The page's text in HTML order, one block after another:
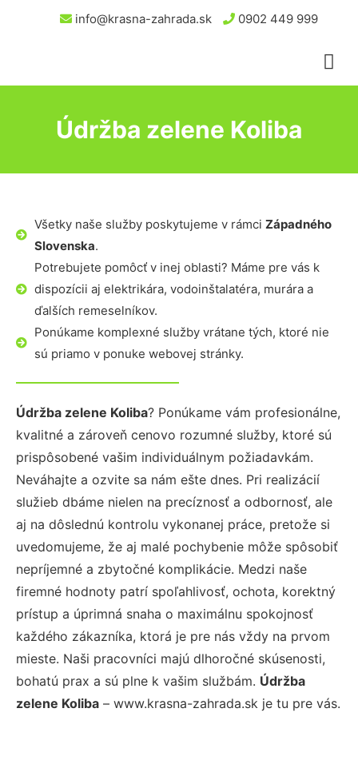
info@krasna-zahrada.sk 0902 449 999
Údržba zelene Koliba
Všetky naše služby poskytujeme v rámci Západného
Slovenska.
Potrebujete pomôcť v inej oblasti? Máme pre vás k
dispozícii aj elektrikára, vodoinštalatéra, murára a
ďalších remeselníkov.
Ponúkame komplexné služby vrátane tých, ktoré nie
sú priamo v ponuke webovej stránky.
Údržba zelene Koliba? Ponúkame vám profesionálne,
kvalitné a zároveň cenovo rozumné služby, ktoré sú
prispôsobené vašim individuálnym požiadavkám.
Neváhajte a ozvite sa nám ešte dnes. Pri realizácií
služieb dbáme nielen na precíznosť a odbornosť, ale
aj na dôslednú kontrolu vykonanej práce, pretože si
uvedomujeme, že aj malé pochybenie môže spôsobiť
nepríjemné a zbytočné komplikácie. Medzi naše
firemné hodnoty patrí spoľahlivosť, ochota, korektný
prístup a úprimná snaha o maximálnu spokojnosť
každého zákazníka, ktorá je pre nás vždy na prvom
mieste. Naši pracovníci majú dlhoročné skúsenosti,
bohatú prax a sú plne k vašim službám. Údržba
zelene Koliba – www.krasna-zahrada.sk je tu pre vás.